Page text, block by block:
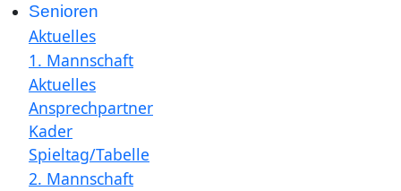
Senioren
Aktuelles
1. Mannschaft
Aktuelles
Ansprechpartner
Kader
Spieltag/Tabelle
2. Mannschaft